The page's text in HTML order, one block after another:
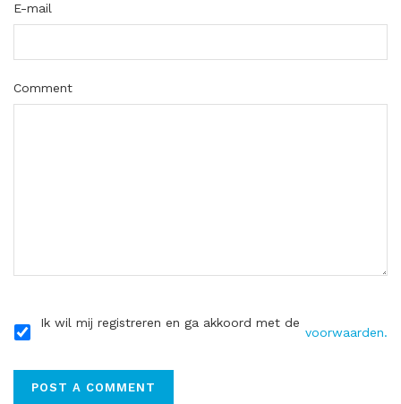
E-mail
Comment
Ik wil mij registreren en ga akkoord met de
voorwaarden.